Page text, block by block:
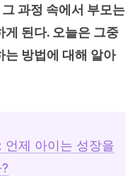
그 과정 속에서 부모는
된다. 오늘은 그중
는 방법에 대해 알아
언제 아이는 성장을